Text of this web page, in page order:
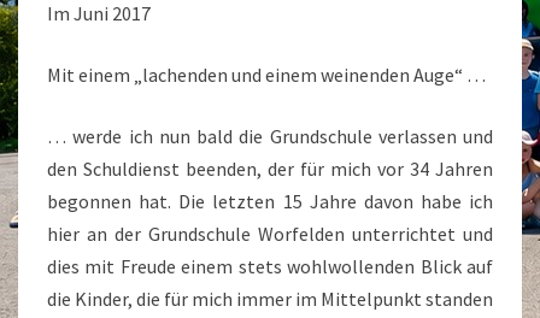
Im Juni 2017
Mit einem „lachenden und einem weinenden Auge“ …
… werde ich nun bald die Grundschule verlassen und
den Schuldienst beenden, der für mich vor 34 Jahren
begonnen hat. Die letzten 15 Jahre davon habe ich
hier an der Grundschule Worfelden unterrichtet und
dies mit Freude einem stets wohlwollenden Blick auf
die Kinder, die für mich immer im Mittelpunkt standen